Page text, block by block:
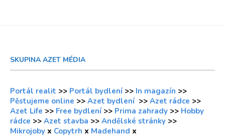
SKUPINA AZET MÉDIA
Portál realit >> Portál bydlení >> In magazín >>
Pěstujeme online >> Azet bydlení >> Azet rádce >>
Azet Life >> Free bydlení >> Prima zahrady >> Hobby
rádce >> Azet stavba >> Andělské stránky >>
Mikrojoby x Copytrh x Madehand x